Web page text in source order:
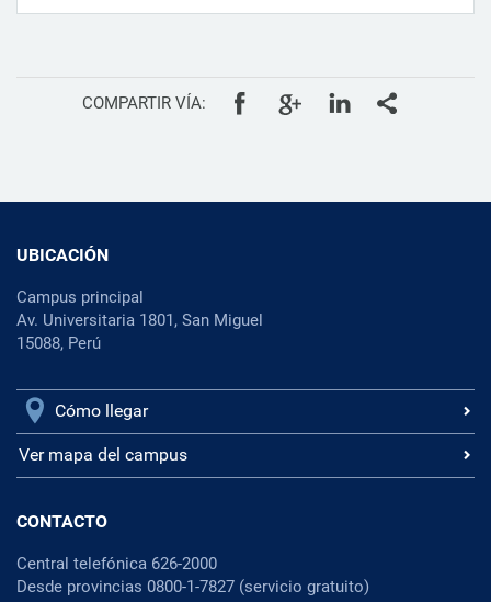
COMPARTIR VÍA:
UBICACIÓN
Campus principal
Av. Universitaria 1801, San Miguel
15088, Perú
Cómo llegar
Ver mapa del campus
CONTACTO
Central telefónica 626-2000
Desde provincias 0800-1-7827 (servicio gratuito)